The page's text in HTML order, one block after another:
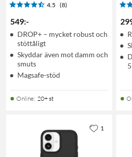
4.5 (8)
549:-
DROP+ – mycket robust och
stöttåligt
Skyddar även mot damm och
smuts
Magsafe-stöd
Online: 20+ st
1